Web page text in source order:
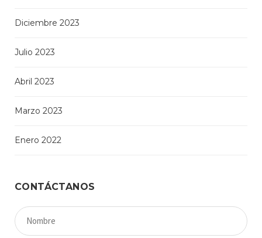
Diciembre 2023
Julio 2023
Abril 2023
Marzo 2023
Enero 2022
CONTÁCTANOS